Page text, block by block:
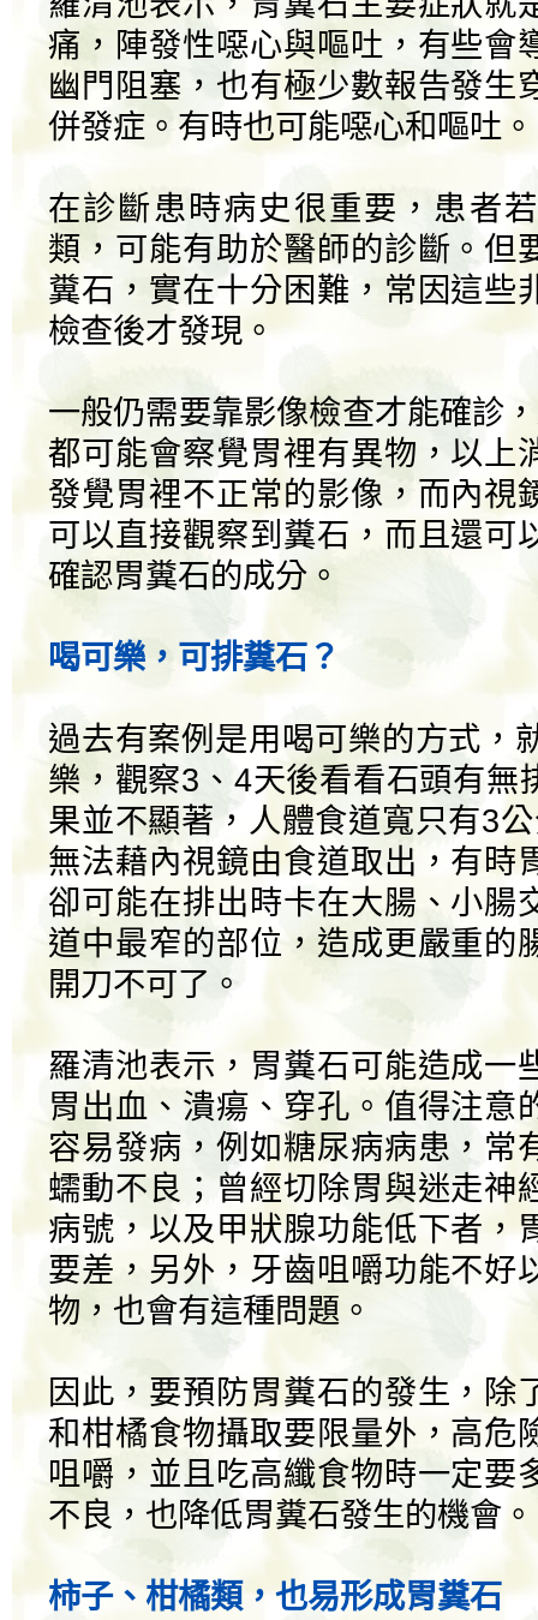
痛，陣發性噁心與嘔吐，有些會
幽門阻塞，也有極少數報告發生
併發症。有時也可能噁心和嘔吐。
在診斷患時病史很重要，患者
類，可能有助於醫師的診斷。但
糞石，實在十分困難，常因這些
檢查後才發現。
一般仍需要靠影像檢查才能確診
都可能會察覺胃裡有異物，以上
發覺胃裡不正常的影像，而內視
可以直接觀察到糞石，而且還可
確認胃糞石的成分。
喝可樂，可排糞石？
過去有案例是用喝可樂的方式，
樂，觀察3、4天後看看石頭有無
果並不顯著，人體食道寬只有3
無法藉內視鏡由食道取出，有時
卻可能在排出時卡在大腸、小腸
道中最窄的部位，造成更嚴重的
開刀不可了。
羅清池表示，胃糞石可能造成一
胃出血、潰瘍、穿孔。值得注意
容易發病，例如糖尿病病患，常
蠕動不良；曾經切除胃與迷走神
病號，以及甲狀腺功能低下者，
要差，另外，牙齒咀嚼功能不好
物，也會有這種問題。
因此，要預防胃糞石的發生，除
和柑橘食物攝取要限量外，高危
咀嚼，並且吃高纖食物時一定要
不良，也降低胃糞石發生的機會。
柿子、柑橘類，也易形成胃糞石